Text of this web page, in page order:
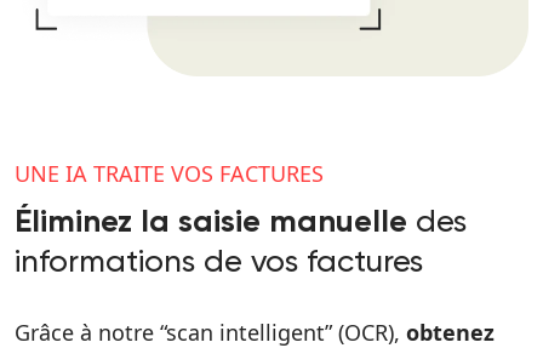
UNE IA TRAITE VOS FACTURES
Éliminez la saisie manuelle des
informations de vos factures
Grâce à notre “scan intelligent” (OCR), obtenez